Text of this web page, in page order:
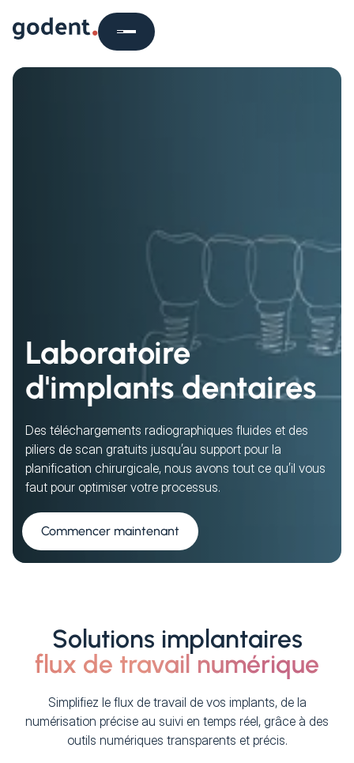
Laboratoire
d'implants dentaires
Des téléchargements radiographiques fluides et des
piliers de scan gratuits jusqu’au support pour la
planification chirurgicale, nous avons tout ce qu’il vous
faut pour optimiser votre processus.
Commencer maintenant
Solutions implantaires
flux de travail numérique
Simplifiez le flux de travail de vos implants, de la
numérisation précise au suivi en temps réel, grâce à des
outils numériques transparents et précis.